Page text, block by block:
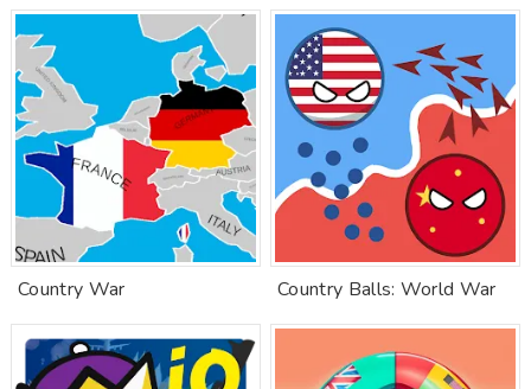
Country War Country Balls: World War